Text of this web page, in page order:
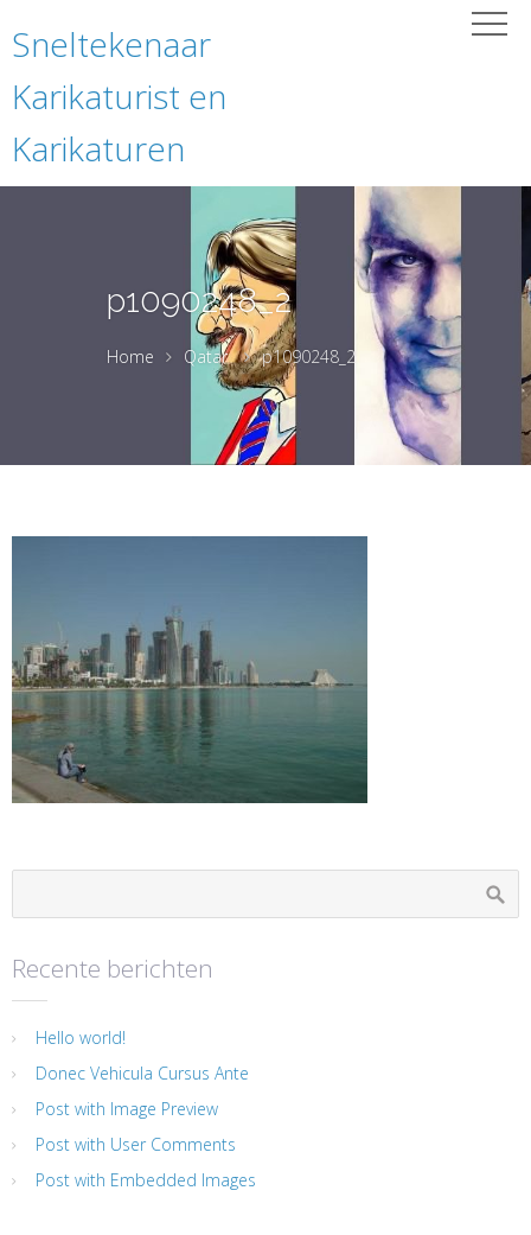
Sneltekenaar
Karikaturist en
Karikaturen
p1090248_2
Home Qatar p1090248_2
Recente berichten
Hello world!
Donec Vehicula Cursus Ante
Post with Image Preview
Post with User Comments
Post with Embedded Images